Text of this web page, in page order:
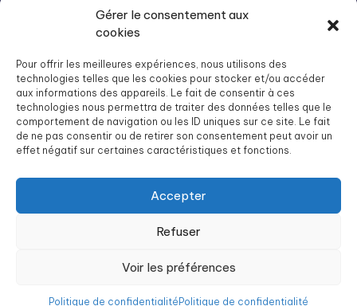
Gérer le consentement aux
cookies
Pour offrir les meilleures expériences, nous utilisons des
technologies telles que les cookies pour stocker et/ou accéder
aux informations des appareils. Le fait de consentir à ces
technologies nous permettra de traiter des données telles que le
comportement de navigation ou les ID uniques sur ce site. Le fait
de ne pas consentir ou de retirer son consentement peut avoir un
effet négatif sur certaines caractéristiques et fonctions.
Accepter
Refuser
Voir les préférences
Politique de confidentialité Politique de confidentialité
Groupe SOS Seniors est une association du Groupe SOS
dg.seniors@groupe-sos.org
ARPAVIE est une association du Groupe SOS